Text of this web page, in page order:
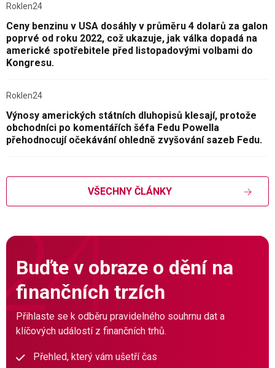
Roklen24
Ceny benzinu v USA dosáhly v průměru 4 dolarů za galon
poprvé od roku 2022, což ukazuje, jak válka dopadá na
americké spotřebitele před listopadovými volbami do
Kongresu.
Roklen24
Výnosy amerických státních dluhopisů klesají, protože
obchodníci po komentářích šéfa Fedu Powella
přehodnocují očekávání ohledně zvyšování sazeb Fedu.
VŠECHNY ČLÁNKY
Buďte v obraze o dění na
finančních trzích
Přihlaste se k odběru pravidelného souhrnu dat a
klíčových událostí z finančních trhů.
Přehled, který vám ušetří čas